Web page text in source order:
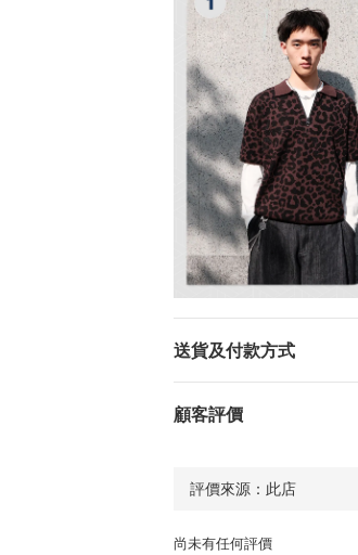
送貨及付款方式
顧客評價
尚未有任何評價